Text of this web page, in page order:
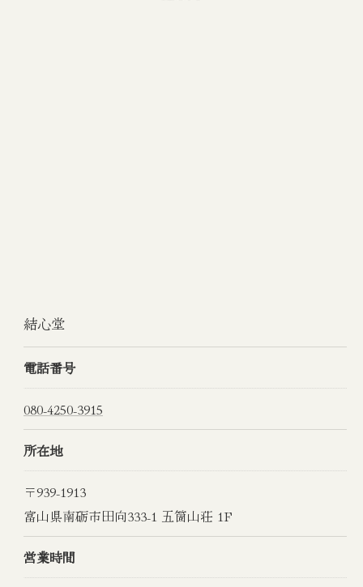
結心堂
電話番号
080-4250-3915
所在地
〒939-1913
富山県南砺市田向333-1 五箇山荘 1F
営業時間